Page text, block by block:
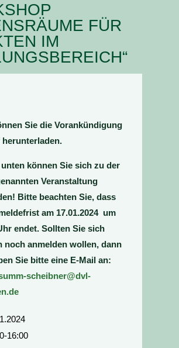
FÜR
IM
Sie die Vorankündigung
herunterladen.
können Sie sich zu der
Veranstaltung
Bitte beachten Sie, dass
am 17.01.2024 um
endet. Sollten Sie sich
noch anmelden wollen, dann
Sie bitte eine E-Mail an:
scheibner@dvl-
16:00